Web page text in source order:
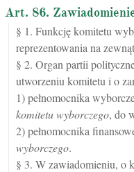
Art. 86.
§ 1. Funkcję komitetu
reprezentowania na
§ 2. Organ partii
utworzeniu komitetu i o
1) pełnomocnika
komitetu wyborczego, do
2) pełnomocnika
wyborczego.
§ 3. W zawiadomieniu, o